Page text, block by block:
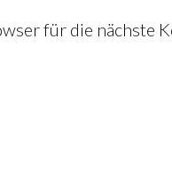
für die nächste